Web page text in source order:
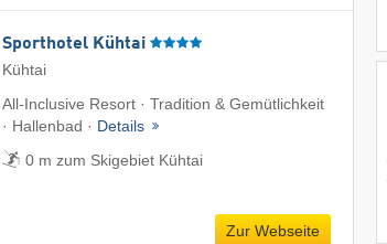
Sporthotel Kühtai
Kühtai
All-Inclusive Resort · Tradition & Gemütlichkeit
· Hallenbad · Details
0 m zum Skigebiet Kühtai
Zur Webseite